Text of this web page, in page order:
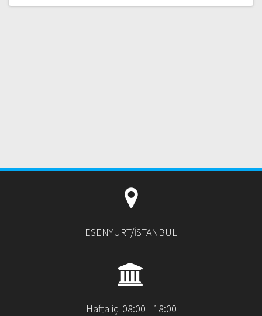
ESENYURT/İSTANBUL
Hafta içi 08:00 - 18:00